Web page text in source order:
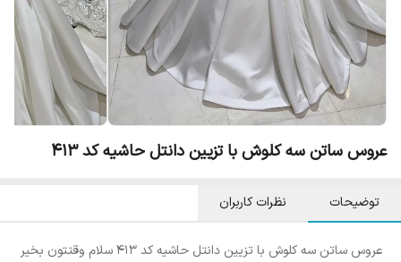
عروس ساتن سه کلوش با تزیین دانتل حاشیه کد ۴۱۳
توضیحات نظرات کاربران
⁨ عروس ساتن سه کلوش با تزیین دانتل حاشیه کد ۴۱۳ سلام وقتتون بخیر